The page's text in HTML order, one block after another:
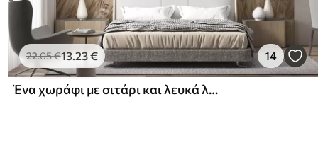
22.05€13.23€ 14
Ένα χωράφι με σιτάρι και λευκά λουλούδια σε πρώτο πλάνο, μια παραλία και ο ωκεανός στο φόντο, ουδέτερα παστέλ απαλά χρώματα